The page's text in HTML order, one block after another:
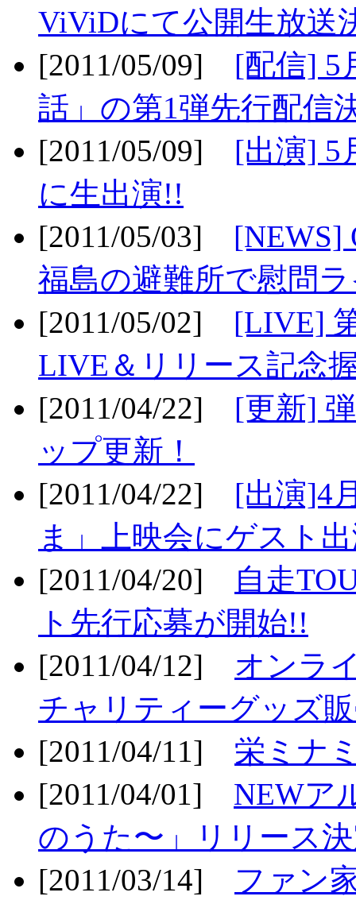
ViViDにて公開生放送
[2011/05/09] [配信] 5
話」の第1弾先行配信
[2011/05/09] [出演] 5
に生出演!!
[2011/05/03] [NEWS]
福島の避難所で慰問
[2011/05/02] [LIVE]
LIVE＆リリース記念
[2011/04/22] [更新]
ップ更新！
[2011/04/22] [出演]4
ま」上映会にゲスト
[2011/04/20]
自走
ト先行応募が開始!!
[2011/04/12] オンラ
チャリティーグッズ
[2011/04/11] 栄ミナ
[2011/04/01] NEWア
のうた〜」リリース
[2011/03/14] ファン